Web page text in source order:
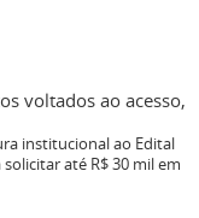
voltados ao acesso,
institucional ao Edital
solicitar até R$ 30 mil em